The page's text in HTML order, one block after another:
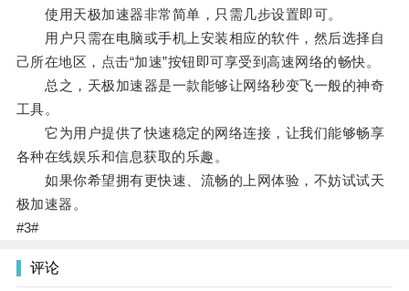
使用天极加速器非常简单，只需几步设置即可。
用户只需在电脑或手机上安装相应的软件，然后选择自
己所在地区，点击“加速”按钮即可享受到高速网络的畅快。
总之，天极加速器是一款能够让网络秒变飞一般的神奇
工具。
它为用户提供了快速稳定的网络连接，让我们能够畅享
各种在线娱乐和信息获取的乐趣。
如果你希望拥有更快速、流畅的上网体验，不妨试试天
极加速器。
#3#
评论